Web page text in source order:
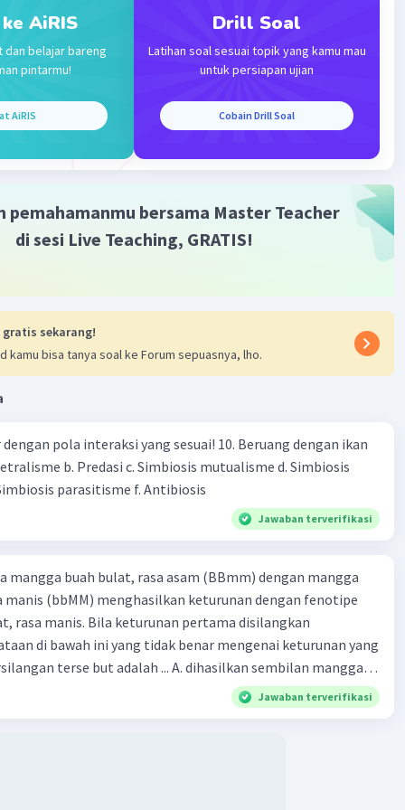
Community
14:26
terverifikasi
adalah B.
menjadi bagian yang lebih sederhana
·0.0(0) Balas
AiRIS
dan belajar bareng
pintarmu!
AiRIS
Drill Soal
Latihan soal sesuai topik yang kamu mau
untuk persiapan ujian
Cobain Drill Soal
pemahamanmu bersama Master Teacher
di sesi Live Teaching, GRATIS!
gratis sekarang!
kamu bisa tanya soal ke Forum sepuasnya, lho.
pola interaksi yang sesuai! 10. Beruang dengan ikan
b. Predasi c. Simbiosis mutualisme d. Simbiosis
parasitisme f. Antibiosis
Jawaban terverifikasi
mangga buah bulat, rasa asam (BBmm) dengan mangga
manis (bbMM) menghasilkan keturunan dengan fenotipe
rasa manis. Bila keturunan pertama disilangkan
di bawah ini yang tidak benar mengenai keturunan yang
but adalah ... A. dihasilkan sembilan mangga
asam C.
rasa manis D. dihasi lkan tiga mangga buah
Jawaban terverifikasi